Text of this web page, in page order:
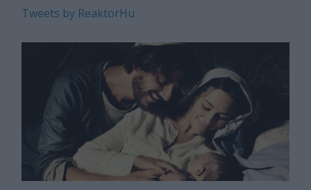
Tweets by ReaktorHu